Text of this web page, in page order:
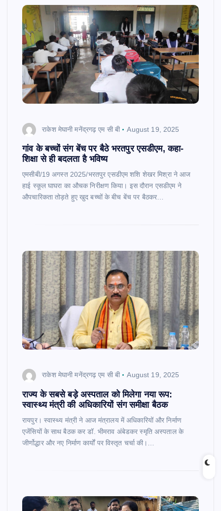
राकेश मेघानी मनेंद्रगढ़ एम सी बी August 19, 2025
गांव के बच्चों संग बेंच पर बैठे भरतपुर एसडीएम, कहा-
शिक्षा से ही बदलता है भविष्य
एमसीबी/19 अगस्त 2025/भरतपुर एसडीएम शशि शेखर मिश्रा ने आज
हाई स्कूल घाघरा का औचक निरीक्षण किया। इस दौरान एसडीएम ने
औपचारिकता तोड़ते हुए खुद बच्चों के बीच बेंच पर बैठकर…
राकेश मेघानी मनेंद्रगढ़ एम सी बी August 19, 2025
राज्य के सबसे बड़े अस्पताल को मिलेगा नया रूप:
स्वास्थ्य मंत्री की अधिकारियों संग समीक्षा बैठक
रायपुर। स्वास्थ्य मंत्री ने आज मंत्रालय में अधिकारियों और निर्माण
एजेंसियों के साथ बैठक कर डॉ. भीमराव अंबेडकर स्मृति अस्पताल के
जीर्णोद्धार और नए निर्माण कार्यों पर विस्तृत चर्चा की।…